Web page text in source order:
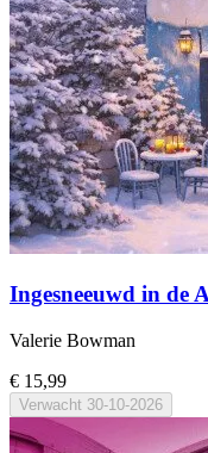
Ingesneeuwd in de
Valerie Bowman
€ 15,99
Verwacht 30-10-2026